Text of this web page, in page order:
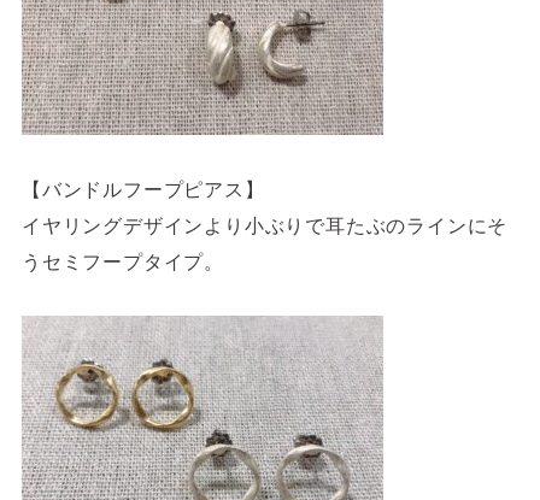
【バンドルフープピアス】
イヤリングデザインより小ぶりで耳たぶのラインにそ
うセミフープタイプ。